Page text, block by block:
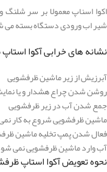
اکوا اسناپ معمولا بر سر
شیر اب ورودی دستگاه بسته
نشانه های خرابی آکوا
آبرزیش از زیر ماشین ظرفشویی
روشن شدن چراع هشدار و یا
جمع شدن آب در زیر ظرفشویی
ماشین ظرفشویی شروع به کار
فعال شدن پمپ تخلیه ماشین
آب وارد ماشین ظرفشویی نمی
نحوه تعویض آکوا استاپ ظرفشویی